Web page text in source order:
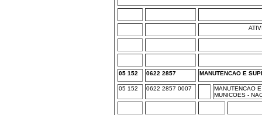
05 152 0622 2857 MANUTENCAO E
05 152 0622 2857 0007
MANUTENCAO
MUNICOES -